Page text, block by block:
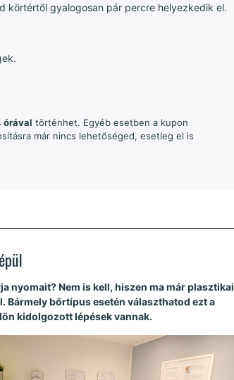
körtértől gyalogosan pár percre helyezkedik el.
órával történhet. Egyéb esetben a kupon
már nincs lehetőséged, esetleg el is
nyomait? Nem is kell, hiszen ma már plasztikai
bőrtípus esetén választhatod ezt a
kidolgozott lépések vannak.